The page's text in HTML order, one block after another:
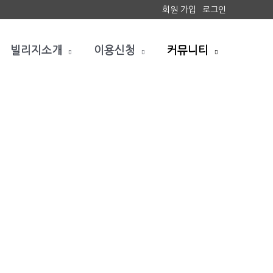
회원 가입 로그인
빌리지소개 이용신청 커뮤니티